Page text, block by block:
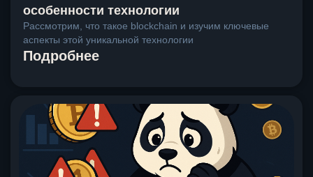
особенности технологии
Рассмотрим, что такое blockchain и изучим ключевые
аспекты этой уникальной технологии
Подробнее